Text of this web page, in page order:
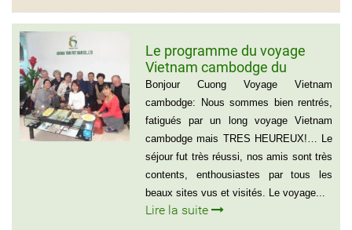
Le programme du voyage
Vietnam cambodge du
groupe de madame Anna
BOVO
Bonjour Cuong Voyage Vietnam
cambodge: Nous sommes bien rentrés,
fatigués par un long voyage Vietnam
cambodge mais TRES HEUREUX!… Le
séjour fut très réussi, nos amis sont très
contents, enthousiastes par tous les
beaux sites vus et visités. Le voyage...
Lire la suite